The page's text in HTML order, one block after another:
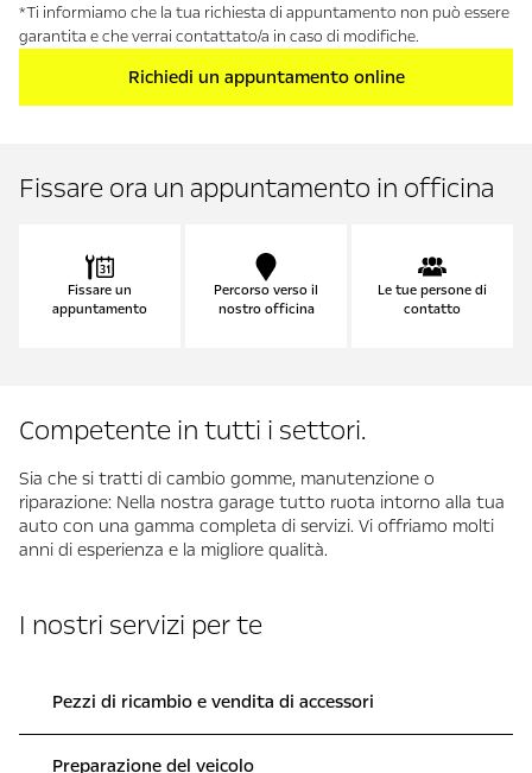
*Ti informiamo che la tua richiesta di appuntamento non può essere
garantita e che verrai contattato/a in caso di modifiche.
Richiedi un appuntamento online
Fissare ora un appuntamento in officina
Fissare un
appuntamento
Percorso verso il
nostro officina
Le tue persone di
contatto
Competente in tutti i settori.
Sia che si tratti di cambio gomme, manutenzione o
riparazione: Nella nostra garage tutto ruota intorno alla tua
auto con una gamma completa di servizi. Vi offriamo molti
anni di esperienza e la migliore qualità.
I nostri servizi per te
Pezzi di ricambio e vendita di accessori
Preparazione del veicolo